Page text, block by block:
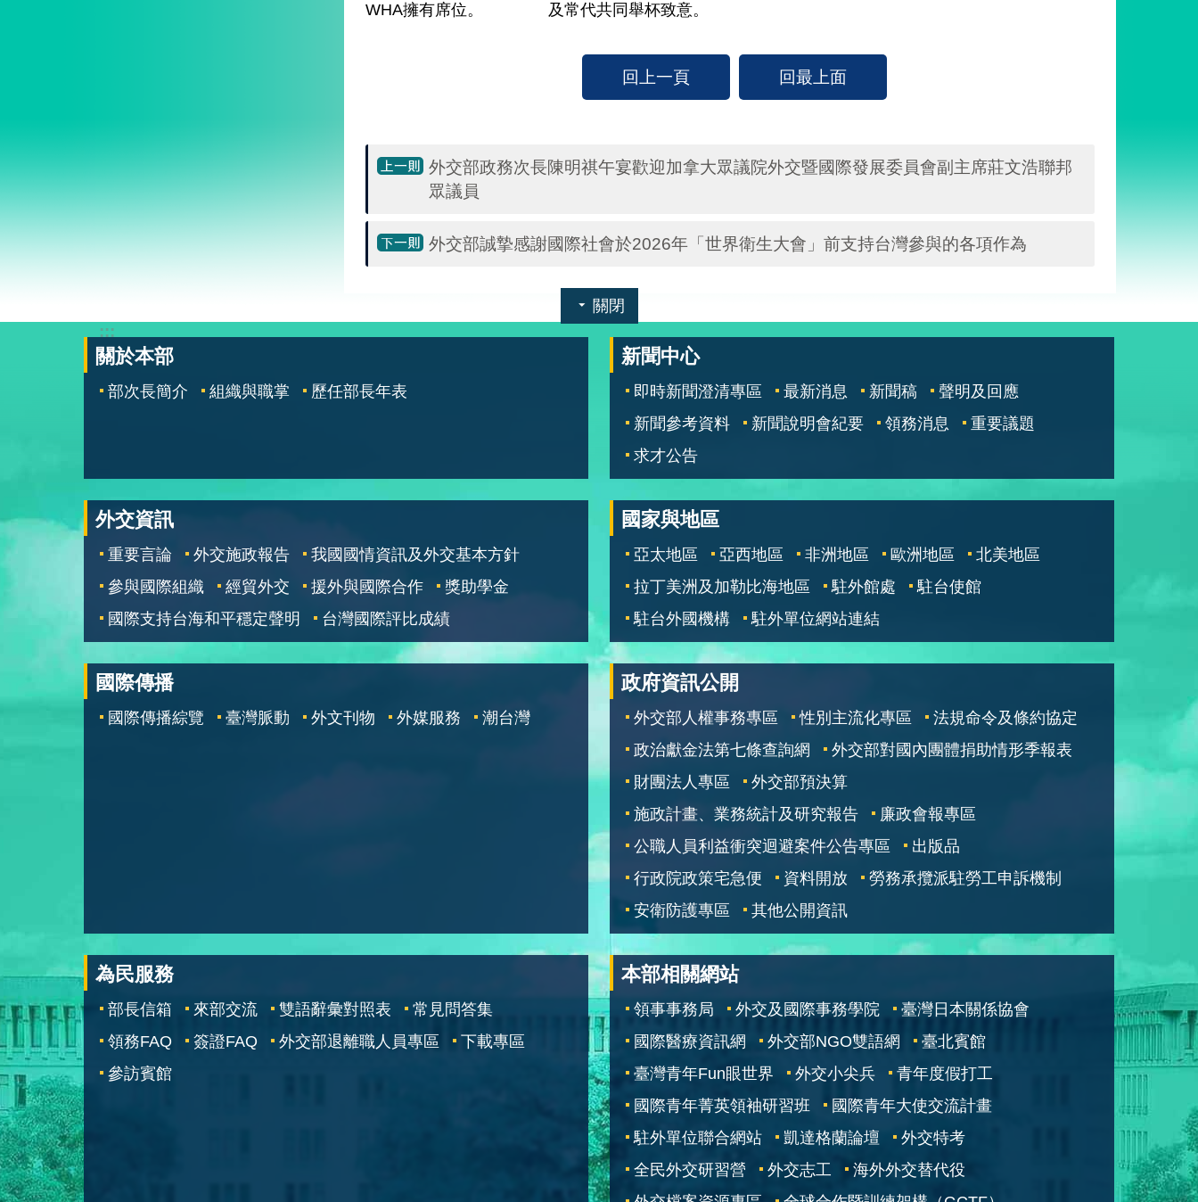
WHA擁有席位。
及常代共同舉杯致意。
回上一頁 回最上面
外交部政務次長陳明祺午宴歡迎加拿大眾議院外交暨國際發展委員會副主席莊文浩聯邦
眾議員
外交部誠摯感謝國際社會於2026年「世界衛生大會」前支持台灣參與的各項作為
關閉
:::
關於本部
部次長簡介 組織與職掌 歷任部長年表
新聞中心
即時新聞澄清專區 最新消息 新聞稿
聲明及回應
新聞參考資料
新聞說明會紀要 領務消息
重要議題
求才公告
外交資訊
重要言論 外交施政報告
我國國情資訊及外交基本方針
參與國際組織
經貿外交 援外與國際合作
獎助學金
國際支持台海和平穩定聲明
台灣國際評比成績
國家與地區
亞太地區 亞西地區 非洲地區 歐洲地區
北美地區
拉丁美洲及加勒比海地區
駐外館處
駐台使館
駐台外國機構
駐外單位網站連結
國際傳播
國際傳播綜覽 臺灣脈動 外文刊物 外媒服務 潮台灣
政府資訊公開
外交部人權事務專區 性別主流化專區
法規命令及條約協定
政治獻金法第七條查詢網
外交部對國內團體捐助情形季報表
財團法人專區
外交部預決算
施政計畫、業務統計及研究報告
廉政會報專區
公職人員利益衝突迴避案件公告專區
出版品
行政院政策宅急便
資料開放
勞務承攬派駐勞工申訴機制
安衛防護專區
其他公開資訊
為民服務
部長信箱 來部交流 雙語辭彙對照表
常見問答集
領務FAQ
簽證FAQ 外交部退離職人員專區
下載專區
參訪賓館
本部相關網站
領事事務局 外交及國際事務學院
臺灣日本關係協會
國際醫療資訊網
外交部NGO雙語網
臺北賓館
臺灣青年Fun眼世界
外交小尖兵
青年度假打工
國際青年菁英領袖研習班
國際青年大使交流計畫
駐外單位聯合網站
凱達格蘭論壇
外交特考
全民外交研習營
外交志工
海外外交替代役